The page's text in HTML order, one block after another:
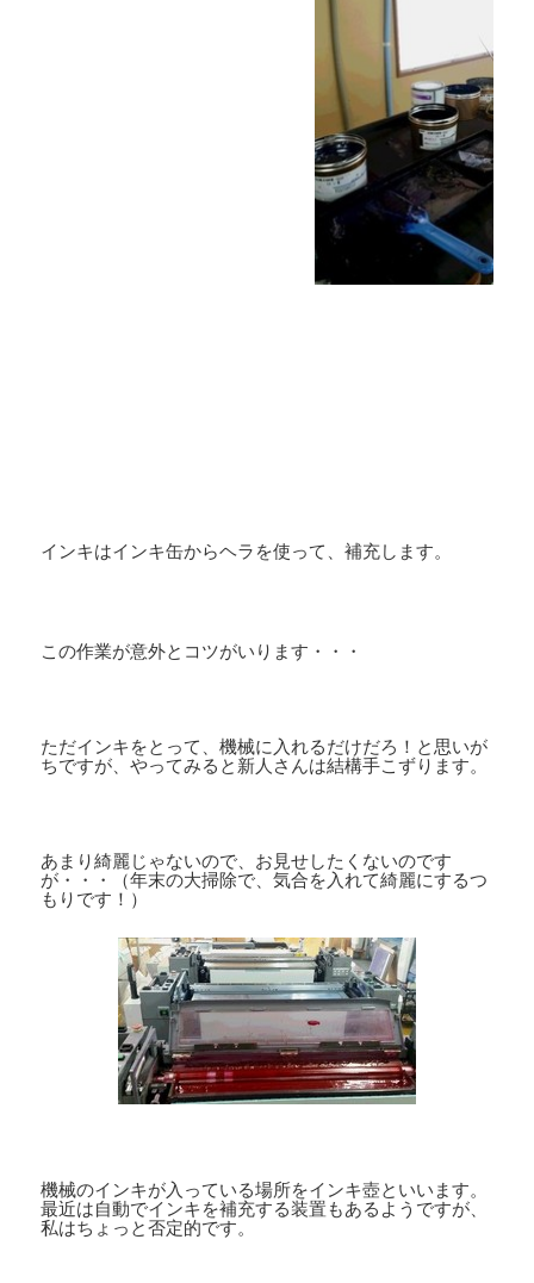
インキはインキ缶からヘラを使って、補充します。
この作業が意外とコツがいります・・・
ただインキをとって、機械に入れるだけだろ！と思いが
ちですが、やってみると新人さんは結構手こずります。
あまり綺麗じゃないので、お見せしたくないのです
が・・・（年末の大掃除で、気合を入れて綺麗にするつ
もりです！）
機械のインキが入っている場所をインキ壺といいます。
最近は自動でインキを補充する装置もあるようですが、
私はちょっと否定的です。